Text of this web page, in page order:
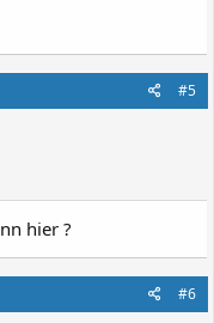
#5
hier ?
#6